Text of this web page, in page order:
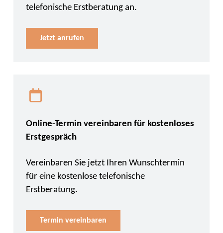
telefonische Erstberatung an.
Jetzt anrufen
Online-Termin vereinbaren für kostenloses
Erstgespräch
Vereinbaren Sie jetzt Ihren Wunschtermin
für eine kostenlose telefonische
Erstberatung.
Termin vereinbaren